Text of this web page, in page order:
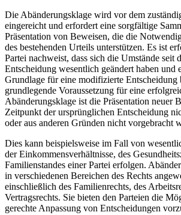
Die Abänderungsklage wird vor dem
eingereicht und erfordert eine sorgfältige
Präsentation von Beweisen, die die
des bestehenden Urteils unterstützen. Es ist
Partei nachweist, dass sich die Umstände seit
Entscheidung wesentlich geändert haben und
Grundlage für eine modifizierte Entscheidung
grundlegende Voraussetzung für eine
Abänderungsklage ist die Präsentation neuer
Zeitpunkt der ursprünglichen Entscheidung
oder aus anderen Gründen nicht vorgebracht
Dies kann beispielsweise im Fall von
der Einkommensverhältnisse, des
Familienstandes einer Partei erfolgen.
in verschiedenen Bereichen des Rechts
einschließlich des Familienrechts, des
Vertragsrechts. Sie bieten den Parteien die
gerechte Anpassung von Entscheidungen